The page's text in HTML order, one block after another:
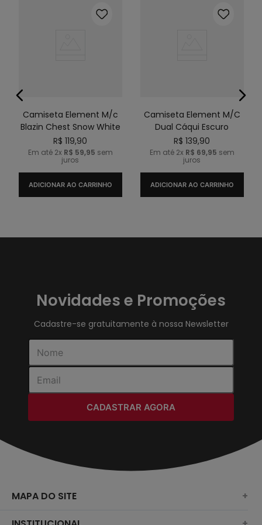
Camiseta Element M/c
Blazin Chest Snow White
R$ 119,90
Em até 2x R$ 59,95 sem
juros
ADICIONAR AO CARRINHO
Camiseta Element M/C
Dual Cáqui Escuro
R$ 139,90
Em até 2x R$ 69,95 sem
juros
ADICIONAR AO CARRINHO
Novidades e Promoções
Cadastre-se gratuitamente à nossa Newsletter
CADASTRAR AGORA
MAPA DO SITE +
SURF